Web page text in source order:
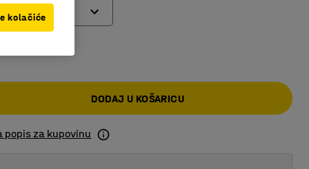
DODAJ U KOŠARICU
popis za kupovinu
kolačiće